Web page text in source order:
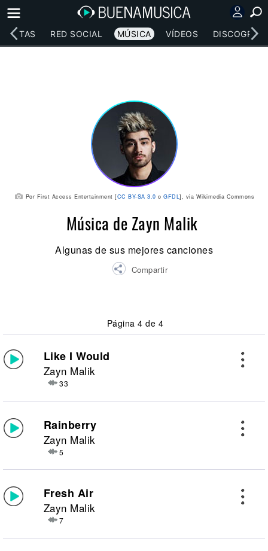
RED SOCIAL MÚSICA VÍDEOS
Por First Access Entertainment [CC BY-SA 3.0 o GFDL], via Wikimedia Commons
Música de Zayn Malik
Algunas de sus mejores canciones
Compartir
Página 4 de 4
Like I Would
Zayn Malik
33
Rainberry
Zayn Malik
5
Fresh Air
Zayn Malik
7